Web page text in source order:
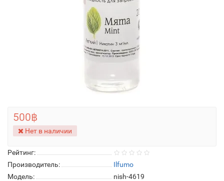
Рейтинг:
Производитель:
Ilfumo
Модель:
nish-4619
500฿
Нет в наличии